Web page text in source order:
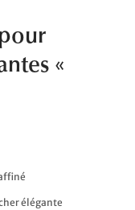
«
élégante